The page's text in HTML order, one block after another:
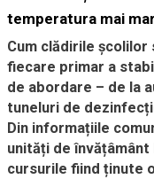
temperatura mai
Cum clădirile
fiecare primar a
de abordare – de la
tuneluri de
Din informațiile
unități de
cursurile fiind ținute